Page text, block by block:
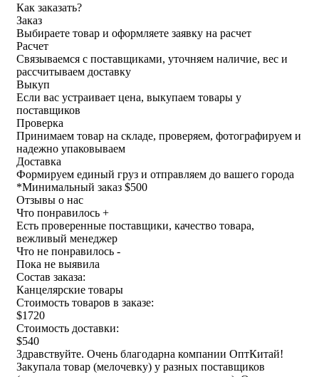
Как заказать?
Заказ
Выбираете товар и оформляете заявку на расчет
Расчет
Связываемся с поставщиками, уточняем наличие, вес и
рассчитываем доставку
Выкуп
Если вас устраивает цена, выкупаем товары у
поставщиков
Проверка
Принимаем товар на складе, проверяем, фотографируем и
надежно упаковываем
Доставка
Формируем единый груз и отправляем до вашего города
*Минимальный заказ $500
Отзывы о нас
Что понравилось +
Есть проверенные поставщики, качество товара,
вежливый менеджер
Что не понравилось -
Пока не выявила
Состав заказа:
Канцелярские товары
Стоимость товаров в заказе:
$1720
Стоимость доставки:
$540
Здравствуйте. Очень благодарна компании ОптКитай!
Закупала товар (мелочевку) у разных поставщиков